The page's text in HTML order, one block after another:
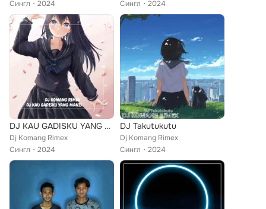
Сингл 2024 Сингл 2024
DJ KAU GADISKU YANG MANIS
Dj Komang Rimex
Сингл
2024
DJ Takutukutu
Dj Komang Rimex
Сингл
2024